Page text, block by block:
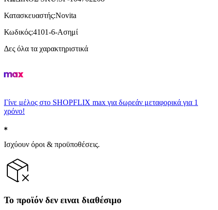
Κατασκευαστής:Novita
Κωδικός:4101-6-Ασημί
Δες όλα τα χαρακτηριστικά
Γίνε μέλος στο SHOPFLIX max για δωρεάν μεταφορικά για 1
χρόνο!
Ισχύουν όροι & προϋποθέσεις.
Το προϊόν δεν ειναι διαθέσιμο